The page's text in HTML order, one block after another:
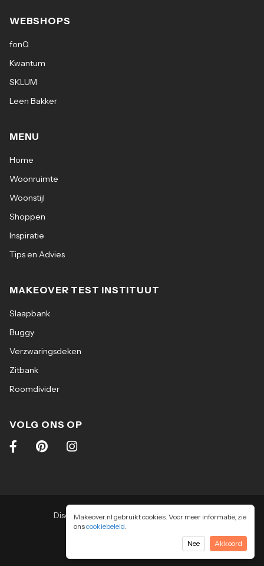
Makeover.nl gebruikt cookies. Voor meer informatie, zie
onscookiebeleid.
Nee
Akkoord
WEBSHOPS
fonQ
Kwantum
SKLUM
Leen Bakker
MENU
Home
Woonruimte
Woonstijl
Shoppen
Inspiratie
Tips en Advies
MAKEOVER TEST INSTITUUT
Slaapbank
Buggy
Verzwaringsdeken
Zitbank
Roomdivider
VOLG ONS OP
Disclaimer | Algemene voorwaarden |
Privacy & cookiebeleid